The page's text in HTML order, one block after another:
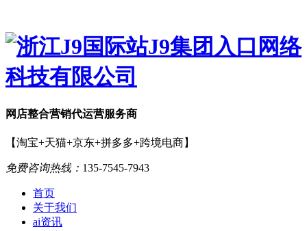
网店整合营销代运营服务商
【淘宝+天猫+京东+拼多多+跨境电商】
免费咨询热线： 135-7545-7943
首页
关于我们
ai资讯